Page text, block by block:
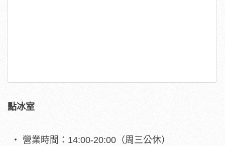
點冰室
營業時間：14:00-20:00（周三公休）